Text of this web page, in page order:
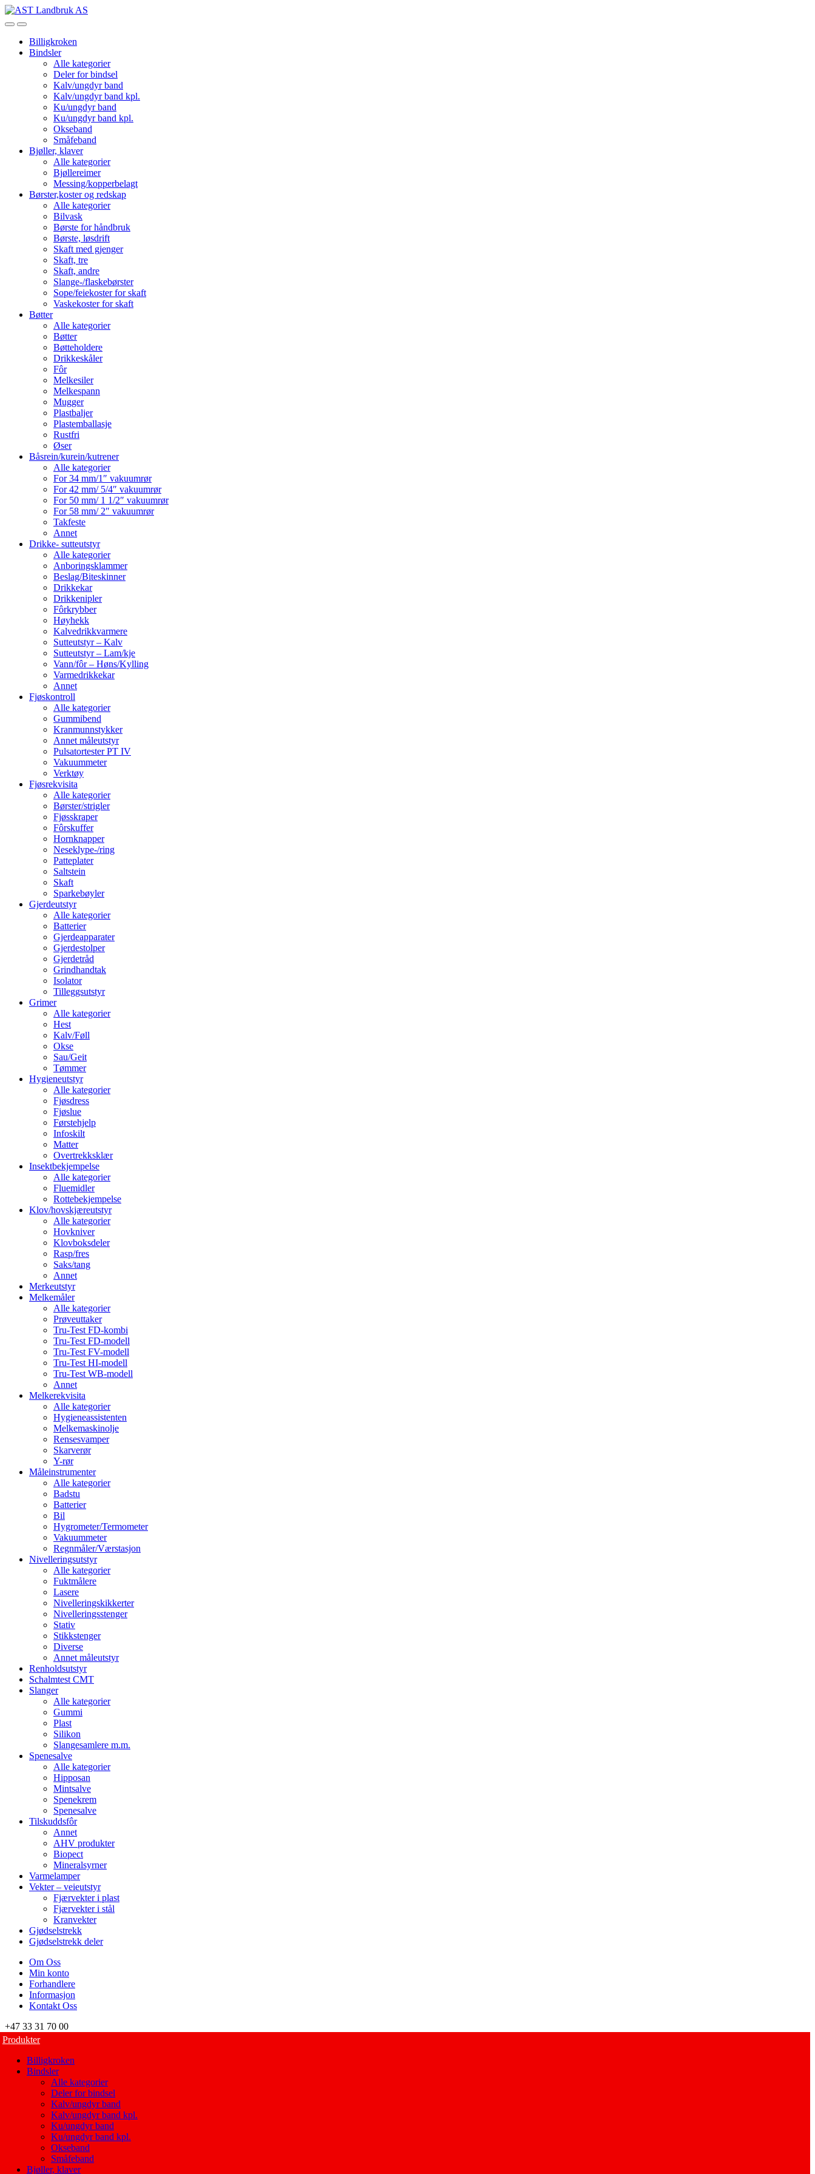
Skip
to
Skip
to
OpenClose
Billigkroken
Bindsler
Alle kategorier
Deler for bindsel
Kalv/ungdyr band
Kalv/ungdyr band kpl.
Ku/ungdyr band
Ku/ungdyr band kpl.
Okseband
Småfeband
Bjøller, klaver
Alle kategorier
Bjøllereimer
Messing/kopperbelagt
Børster,koster og redskap
Alle kategorier
Bilvask
Børste for håndbruk
Børste, løsdrift
Skaft med gjenger
Skaft, tre
Skaft, andre
Slange-/flaskebørster
Sope/feiekoster for skaft
Vaskekoster for skaft
Bøtter
Alle kategorier
Bøtter
Bøtteholdere
Drikkeskåler
Fôr
Melkesiler
Melkespann
Mugger
Plastbaljer
Plastemballasje
Rustfri
Øser
Båsrein/kurein/kutrener
Alle kategorier
For 34 mm/1″ vakuumrør
For 42 mm/ 5/4″ vakuumrør
For 50 mm/ 1 1/2″ vakuumrør
For 58 mm/ 2″ vakuumrør
Takfeste
Annet
Drikke- sutteutstyr
Alle kategorier
Anboringsklammer
Beslag/Biteskinner
Drikkekar
Drikkenipler
Fôrkrybber
Høyhekk
Kalvedrikkvarmere
Sutteutstyr – Kalv
Sutteutstyr – Lam/kje
Vann/fôr – Høns/Kylling
Varmedrikkekar
Annet
Fjøskontroll
Alle kategorier
Gummibend
Kranmunnstykker
Annet måleutstyr
Pulsatortester PT IV
Vakuummeter
Verktøy
Fjøsrekvisita
Alle kategorier
Børster/strigler
Fjøsskraper
Fôrskuffer
Hornknapper
Neseklype-/ring
Patteplater
Saltstein
Skaft
Sparkebøyler
Gjerdeutstyr
Alle kategorier
Batterier
Gjerdeapparater
Gjerdestolper
Gjerdetråd
Grindhandtak
Isolator
Tilleggsutstyr
Grimer
Alle kategorier
Hest
Kalv/Føll
Okse
Sau/Geit
Tømmer
Hygieneutstyr
Alle kategorier
Fjøsdress
Fjøslue
Førstehjelp
Infoskilt
Matter
Overtrekksklær
Insektbekjempelse
Alle kategorier
Fluemidler
Rottebekjempelse
Klov/hovskjæreutstyr
Alle kategorier
Hovkniver
Klovboksdeler
Rasp/fres
Saks/tang
Annet
Merkeutstyr
Melkemåler
Alle kategorier
Prøveuttaker
Tru-Test FD-kombi
Tru-Test FD-modell
Tru-Test FV-modell
Tru-Test HI-modell
Tru-Test WB-modell
Annet
Melkerekvisita
Alle kategorier
Hygieneassistenten
Melkemaskinolje
Rensesvamper
Skarverør
Y-rør
Måleinstrumenter
Alle kategorier
Badstu
Batterier
Bil
Hygrometer/Termometer
Vakuummeter
Regnmåler/Værstasjon
Nivelleringsutstyr
Alle kategorier
Fuktmålere
Lasere
Nivelleringskikkerter
Nivelleringsstenger
Stativ
Stikkstenger
Diverse
Annet måleutstyr
Renholdsutstyr
Schalmtest CMT
Slanger
Alle kategorier
Gummi
Plast
Silikon
Slangesamlere m.m.
Spenesalve
Alle kategorier
Hipposan
Mintsalve
Spenekrem
Spenesalve
Tilskuddsfôr
Annet
AHV produkter
Biopect
Mineralsyrner
Varmelamper
Vekter – veieutstyr
Fjærvekter i plast
Fjærvekter i stål
Kranvekter
Gjødselstrekk
Gjødselstrekk deler
Om Oss
Min konto
Forhandlere
Informasjon
Kontakt Oss
+47 33 31 70 00
Produkter
Billigkroken
Bindsler
Alle kategorier
Deler for bindsel
Kalv/ungdyr band
Kalv/ungdyr band kpl.
Ku/ungdyr band
Ku/ungdyr band kpl.
Okseband
Småfeband
Bjøller, klaver